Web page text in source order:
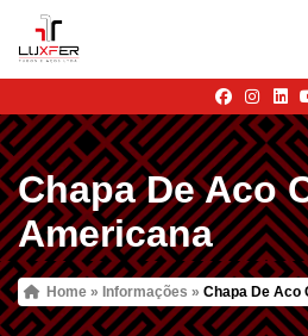
Chapa De Aco
Americana
Home » Informações » Chapa De Aco